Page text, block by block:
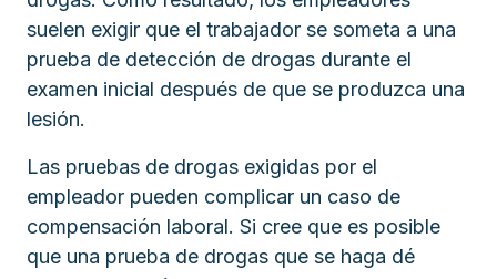
suelen exigir que el trabajador se someta a una
prueba de detección de drogas durante el
examen inicial después de que se produzca una
lesión.
Las pruebas de drogas exigidas por el
empleador pueden complicar un caso de
compensación laboral. Si cree que es posible
que una prueba de drogas que se haga dé